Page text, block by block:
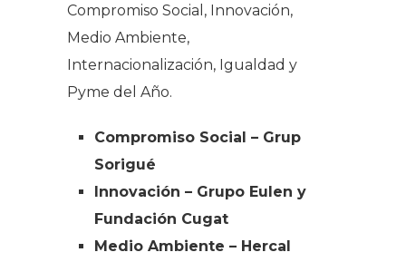
Compromiso Social, Innovación,
Medio Ambiente,
Internacionalización, Igualdad y
Pyme del Año.
Compromiso Social – Grup
Sorigué
Innovación – Grupo Eulen y
Fundación Cugat
Medio Ambiente – Hercal